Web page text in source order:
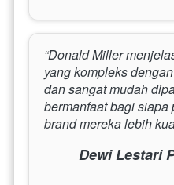
“Donald Miller
yang kompleks
dan sangat mudah
bermanfaat bagi siapa
brand mereka lebih
Dewi Lestari